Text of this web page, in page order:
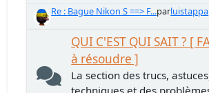
Re : Bague Nikon S ==> F...parluistappa
QUI C'EST QUI SAIT ? [
à résoudre ]
La section des trucs,
techniques et des